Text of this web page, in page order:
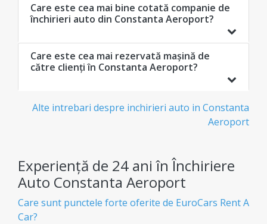
Care este cea mai bine cotată companie de
închirieri auto din Constanta Aeroport?
Care este cea mai rezervată mașină de
către clienți în Constanta Aeroport?
Alte intrebari despre inchirieri auto in Constanta
Aeroport
Experiență de 24 ani în Închiriere
Auto Constanta Aeroport
Care sunt punctele forte oferite de EuroCars Rent A
Car?